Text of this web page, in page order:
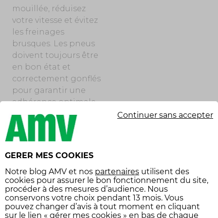
mouillée, réduisez
votre vitesse et évitez
les freinages
brusques. Les pneus
doivent toujours être
en bon état et
correctement gonflés
pour garantir une
adhérence optimale.
L’équipement du
pilote joue aussi un
rôle important : des
tablier de protection
et une bulle de
protection peuvent
améliorer votre
confort et votre
GERER MES COOKIES
Notre blog AMV et nos partenaires utilisent des
cookies pour assurer le bon fonctionnement du site,
procéder à des mesures d’audience. Nous
conservons votre choix pendant 13 mois. Vous
pouvez changer d’avis à tout moment en cliquant
sur le lien « gérer mes cookies » en bas de chaque
Continuer sans accepter